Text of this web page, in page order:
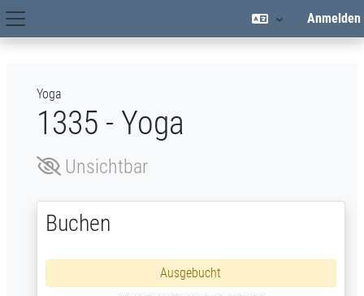
Zum Hauptinhalt
Hauptnavigation
Anmelden
Yoga
1335 - Yoga
Unsichtbar
Buchen
Ausgebucht